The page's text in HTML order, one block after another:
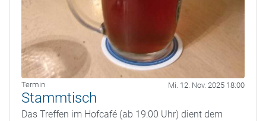
Termin Mi. 12. Nov. 2025 18:00
Stammtisch
Das Treffen im Hofcafé (ab 19:00 Uhr) dient dem